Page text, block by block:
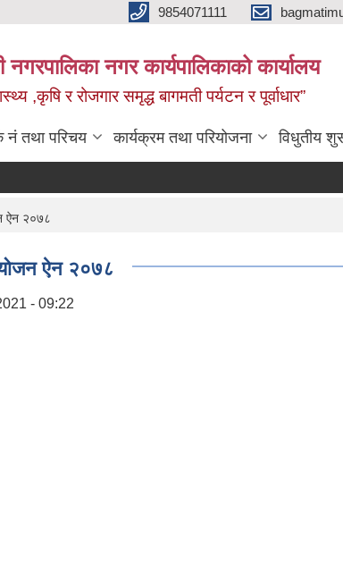
9854071111
नगरपालिका नगर कार्यपालिकाको कार्यालय
,कृषि र रोजगार समृद्ध बागमती पर्यटन र पूर्वाधार”
नं तथा परिचय कार्यक्रम तथा परियोजना विधुतीय
ऐन २०७८
ऐन २०७८
- 09:22